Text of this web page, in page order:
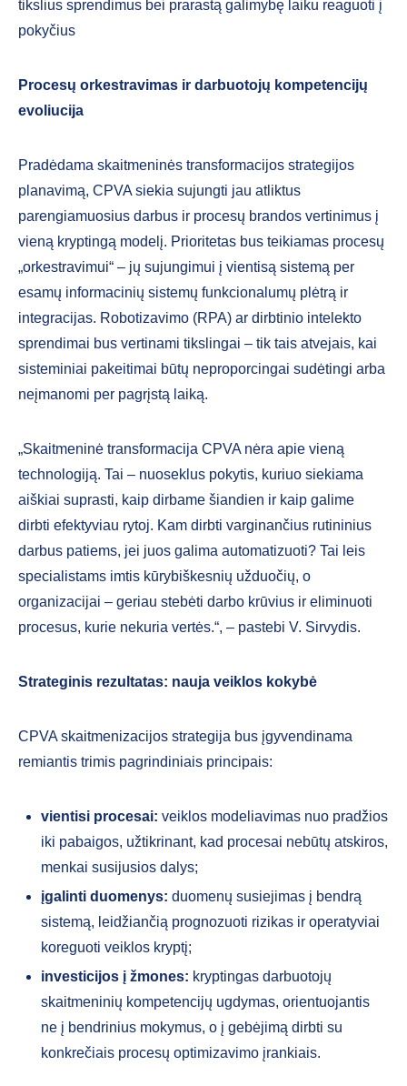
tikslius sprendimus bei prarastą galimybę laiku reaguoti į
pokyčius
Procesų orkestravimas ir darbuotojų kompetencijų
evoliucija
Pradėdama skaitmeninės transformacijos strategijos
planavimą, CPVA siekia sujungti jau atliktus
parengiamuosius darbus ir procesų brandos vertinimus į
vieną kryptingą modelį. Prioritetas bus teikiamas procesų
„orkestravimui“ – jų sujungimui į vientisą sistemą per
esamų informacinių sistemų funkcionalumų plėtrą ir
integracijas. Robotizavimo (RPA) ar dirbtinio intelekto
sprendimai bus vertinami tikslingai – tik tais atvejais, kai
sisteminiai pakeitimai būtų neproporcingai sudėtingi arba
neįmanomi per pagrįstą laiką.
„Skaitmeninė transformacija CPVA nėra apie vieną
technologiją. Tai – nuoseklus pokytis, kuriuo siekiama
aiškiai suprasti, kaip dirbame šiandien ir kaip galime
dirbti efektyviau rytoj. Kam dirbti varginančius rutininius
darbus patiems, jei juos galima automatizuoti? Tai leis
specialistams imtis kūrybiškesnių užduočių, o
organizacijai – geriau stebėti darbo krūvius ir eliminuoti
procesus, kurie nekuria vertės.“, – pastebi V. Sirvydis.
Strateginis rezultatas: nauja veiklos kokybė
CPVA skaitmenizacijos strategija bus įgyvendinama
remiantis trimis pagrindiniais principais:
vientisi procesai: veiklos modeliavimas nuo pradžios
iki pabaigos, užtikrinant, kad procesai nebūtų atskiros,
menkai susijusios dalys;
įgalinti duomenys: duomenų susiejimas į bendrą
sistemą, leidžiančią prognozuoti rizikas ir operatyviai
koreguoti veiklos kryptį;
investicijos į žmones: kryptingas darbuotojų
skaitmeninių kompetencijų ugdymas, orientuojantis
ne į bendrinius mokymus, o į gebėjimą dirbti su
konkrečiais procesų optimizavimo įrankiais.